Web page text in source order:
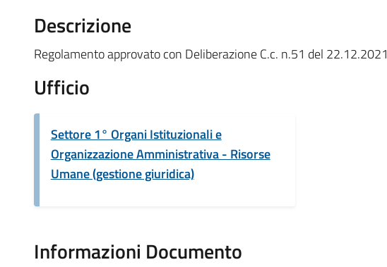
Descrizione
Regolamento approvato con Deliberazione C.c. n.51 del 22.12.2021
Ufficio
Settore 1° Organi Istituzionali e
Organizzazione Amministrativa - Risorse
Umane (gestione giuridica)
Informazioni Documento